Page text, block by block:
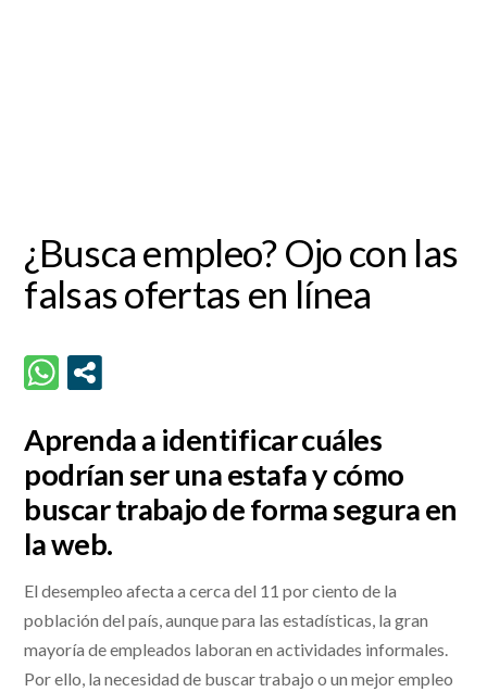
¿Busca empleo? Ojo con las
falsas ofertas en línea
Aprenda a identificar cuáles
podrían ser una estafa y cómo
buscar trabajo de forma segura en
la web.
El desempleo afecta a cerca del 11 por ciento de la
población del país, aunque para las estadísticas, la gran
mayoría de empleados laboran en actividades informales.
Por ello, la necesidad de buscar trabajo o un mejor empleo